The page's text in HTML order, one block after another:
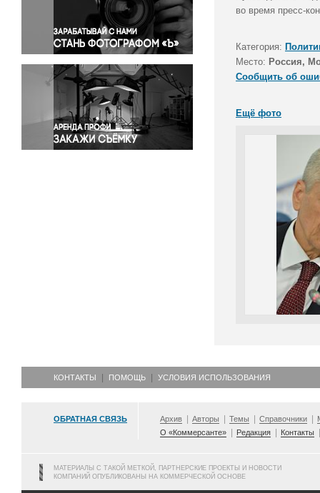
Правосудие
Происшествия и конфликты
Религия
Светская жизнь
Спорт
Экология
Экономика и бизнес
во время пресс-
Категория:
Место: Россия,
Сообщить об
Ещё фото
КОНТАКТЫ ПОМОЩЬ УСЛОВИЯ ИСПОЛЬЗОВАНИЯ
ОБРАТНАЯ СВЯЗЬ Архив Авторы Темы Справочники
О «Коммерсанте»
Редакция Контакты
МАТЕРИАЛЫ С ТАКОЙ МЕТКОЙ, ПАРТНЕРСКИЕ ПРОЕКТЫ И НОВОСТИ
КОМПАНИЙ ОПУБЛИКОВАНЫ НА КОММЕРЧЕСКОЙ ОСНОВЕ